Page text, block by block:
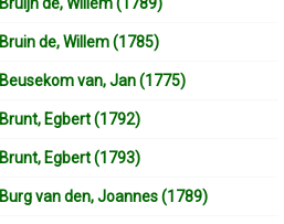
Bruin de, Willem (1785)
Beusekom van, Jan (1775)
Brunt, Egbert (1792)
Brunt, Egbert (1793)
Burg van den, Joannes (1789)